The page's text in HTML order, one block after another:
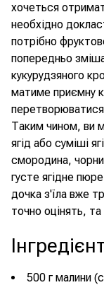
хочеться
необхідно
потрібно
попередньо
кукурудзяного
матиме приємну
перетворюватися
Таким чином, ви
ягід або суміші
смородина,
густе ягідне
дочка з'їла вже
точно оцінять,
500 г малини